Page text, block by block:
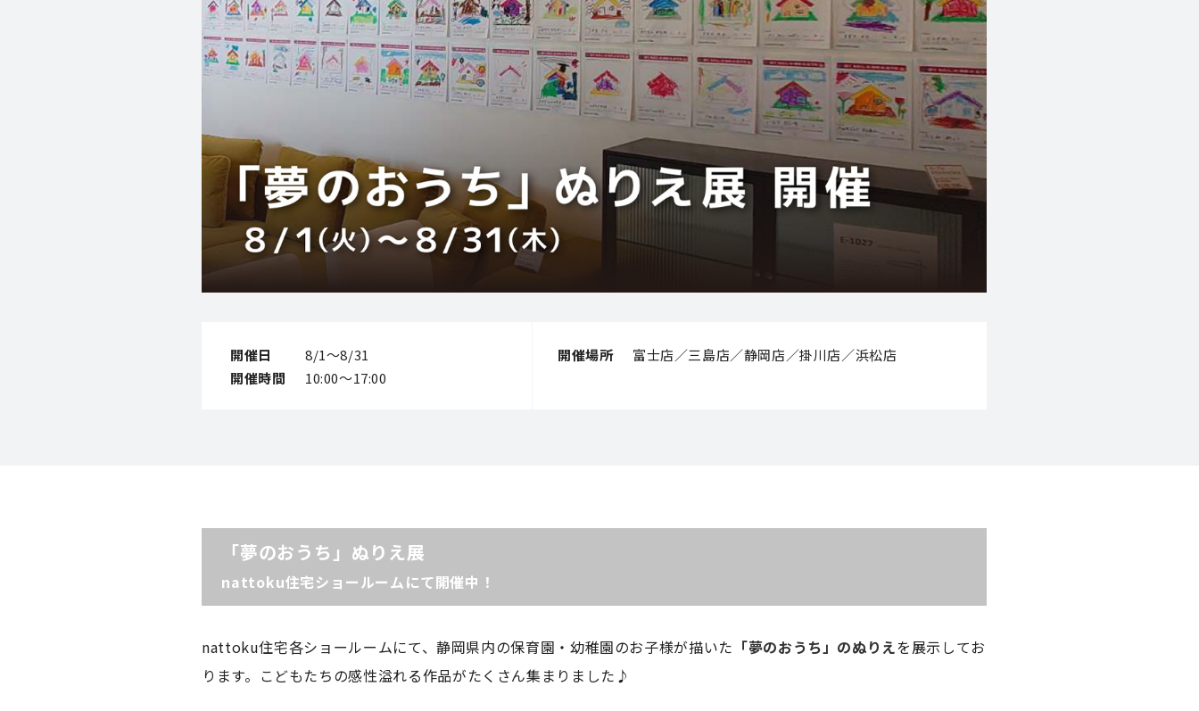
開催日
8/1～8/31
開催時間
10:00～17:00
開催場所 富士店／三島店／静岡店／掛川店／浜松店
「夢のおうち」ぬりえ展
nattoku住宅ショールームにて開催中！
nattoku住宅各ショールームにて、静岡県内の保育園・幼稚園のお子様が描いた 「夢のおうち」のぬりえを展示してお
ります。こどもたちの感性溢れる作品がたくさん集まりました♪